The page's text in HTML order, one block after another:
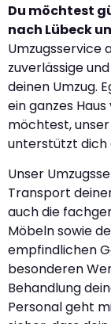
Du möchtest
nach Lübeck
Umzugsservice
zuverlässige
deinen Umzug.
ein ganzes
möchtest,
unterstützt dich
Unser
Transport
auch die
Möbeln sowie
empfindlichen
besonderen
Behandlung
Personal geht